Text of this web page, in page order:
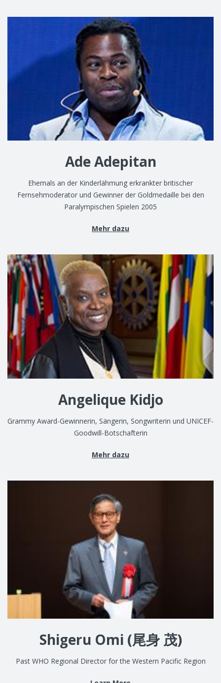
Ade Adepitan
Ehemals an der Kinderlähmung erkrankter britischer
Fernsehmoderator und Gewinner der Goldmedaille bei den
Paralympischen Spielen 2005
Mehr dazu
Angelique Kidjo
Grammy Award-Gewinnerin, Sängerin, Songwriterin und UNICEF-
Goodwill-Botschafterin
Mehr dazu
Shigeru Omi (尾身 茂)
Past WHO Regional Director for the Western Pacific Region